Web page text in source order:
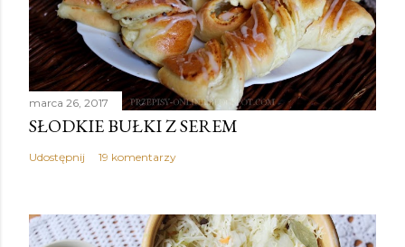
marca 26, 2017
SŁODKIE BUŁKI Z SEREM
Udostępnij 19 komentarzy